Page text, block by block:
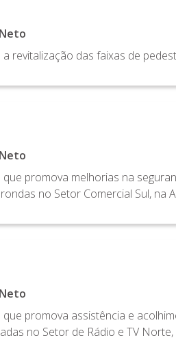
revitalização das faixas de
promova melhorias na
no Setor Comercial Sul, na
promova assistência e
no Setor de Rádio e TV